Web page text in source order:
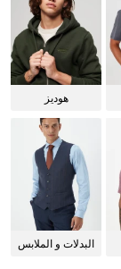
هوديز
البدلات و الملابس